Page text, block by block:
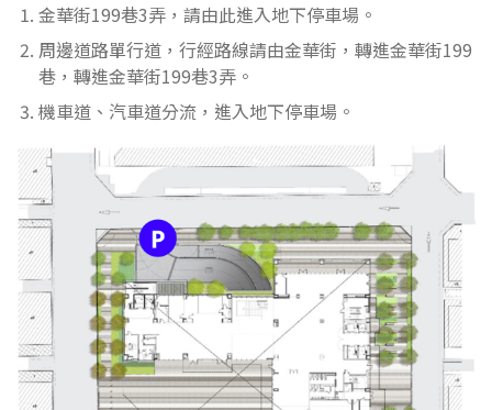
金華街199巷3弄，請由此進入地下停車場。
周邊道路單行道，行經路線請由金華街，轉進金華街199
巷，轉進金華街199巷3弄。
機車道、汽車道分流，進入地下停車場。